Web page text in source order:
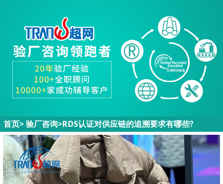
首页>验厂咨询>RDS认证对供应链的追溯要求有哪些?